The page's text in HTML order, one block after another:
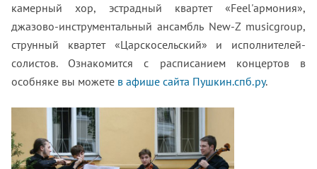
камерный хор, эстрадный квартет «Feel'армония»,
джазово-инструментальный ансамбль New-Z musicgroup,
струнный квартет «Царскосельский» и исполнителей-
солистов. Ознакомится с расписанием концертов в
особняке вы можете в афише сайта Пушкин.спб.ру.